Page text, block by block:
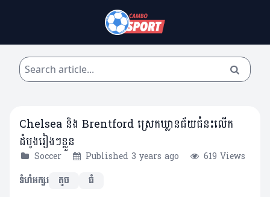
Chelsea និង Brentford ស្រេកឃ្លានជ័យជំនះលើក
ដំបូងរៀងៗខ្លួន
Soccer Published 3 years ago
619 Views
ទំហំអក្សរ
តូច ធំ